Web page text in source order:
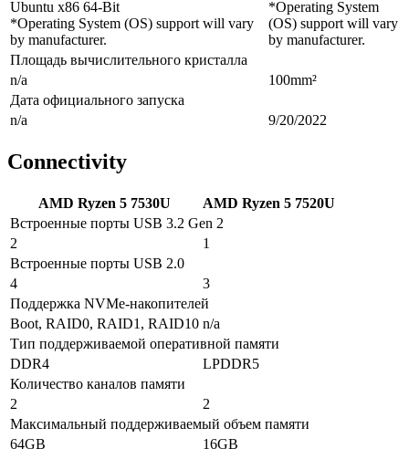
Ubuntu x86 64-Bit
*Operating System (OS) support will vary
by manufacturer.
*Operating System
(OS) support will vary
by manufacturer.
Площадь вычислительного кристалла
n/a
100mm²
Дата официального запуска
n/a
9/20/2022
Connectivity
AMD Ryzen 5 7530U
AMD Ryzen 5 7520U
Встроенные порты USB 3.2 Gen 2
2
1
Встроенные порты USB 2.0
4
3
Поддержка NVMe-накопителей
Boot, RAID0, RAID1, RAID10 n/a
Тип поддерживаемой оперативной памяти
DDR4
LPDDR5
Количество каналов памяти
2
2
Максимальный поддерживаемый объем памяти
64GB
16GB